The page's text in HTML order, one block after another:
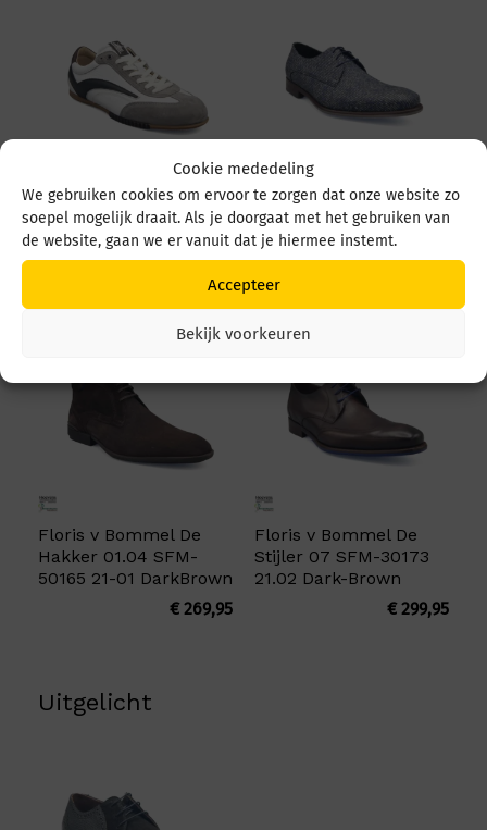
Cookie mededeling
We gebruiken cookies om ervoor te zorgen dat onze website zo
soepel mogelijk draait. Als je doorgaat met het gebruiken van
de website, gaan we er vanuit dat je hiermee instemt.
Accepteer
Bekijk voorkeuren
Floris v Bommel De
Vlakker 01.06 SFM-
10215 60-02 White
Floris v Bommel De
Stijler20.24 SFM-30262
41-03 DarkBlue
Floris v Bommel De
Hakker 01.04 SFM-
50165 21-01 DarkBrown
€269,95
Floris v Bommel De
Stijler 07 SFM-30173
21.02 Dark-Brown
€299,95
Uitgelicht